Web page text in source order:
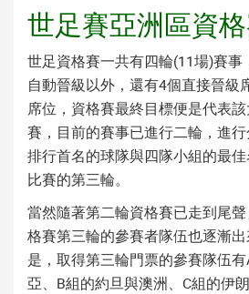
世足賽亞洲區資
世足資格賽一共有四輪(11場)賽事
自動晉級以外，還有4個直接晉級
席位，資格賽最終目標便是代表
賽，目前的賽事已進行二輪，進
排行首名的球隊與四隊小組的最
比賽的第三輪。
當然隨著第二輪資格賽已走到尾
格賽第三輪的參賽者隊伍也逐漸
是，取得第三輪門票的參賽隊伍
亞、B組的約旦與澳洲、C組的伊